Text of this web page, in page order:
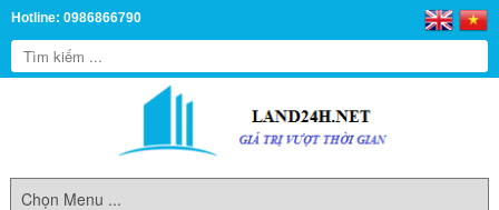
Hotline: 0986866790